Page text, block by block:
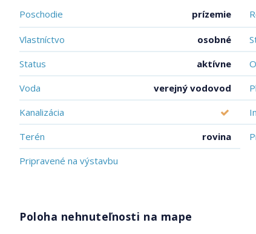
Poschodie prízemie
Vlastníctvo osobné
Status
aktívne
Voda
verejný vodovod
Kanalizácia
Terén
rovina
Pripravené na výstavbu
Poloha nehnuteľnosti na mape